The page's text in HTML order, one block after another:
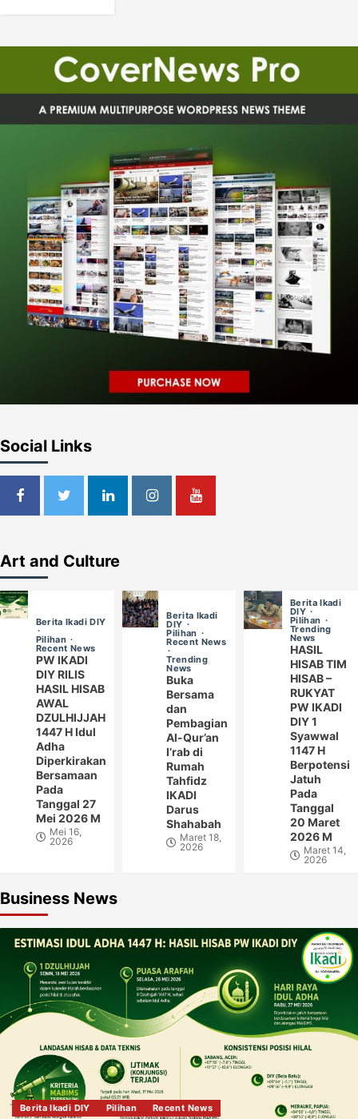
Social Links
Art and Culture
Berita Ikadi DIY
Pilihan
Recent News
PW IKADI
DIY RILIS
HASIL HISAB
AWAL
DZULHIJJAH
1447 H Idul
Adha
Diperkirakan
Bersamaan
Pada
Tanggal 27
Mei 2026 M
Mei 16,
2026
Berita Ikadi
DIY
Pilihan
Recent News
Trending
News
Buka
Bersama
dan
Pembagian
Al-Qur’an
I’rab di
Rumah
Tahfidz
IKADI
Darus
Shahabah
Maret 18,
2026
Berita Ikadi
DIY
Pilihan
Trending
News
HASIL
HISAB TIM
HISAB –
RUKYAT
PW IKADI
DIY 1
Syawwal
1147 H
Berpotensi
Jatuh
Pada
Tanggal
20 Maret
2026 M
Maret 14,
2026
Business News
Berita Ikadi DIY Pilihan Recent News